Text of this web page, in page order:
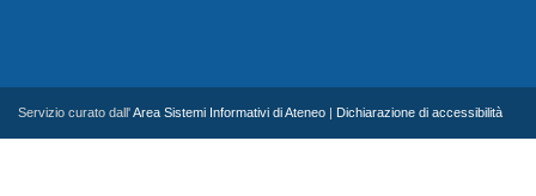
Servizio curato dall'Area Sistemi Informativi di Ateneo Dichiarazione di accessibilità